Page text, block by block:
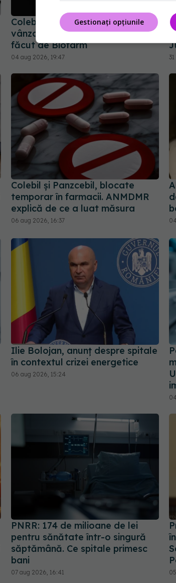
Colebil și Panzcebil, blocate la
vânzare în România. Anunțul
făcut de Biofarm
04 aug 2026, 19:47
Colebil și Panzcebil, blocate
temporar în farmacii. ANMDMR
explică de ce a luat măsura
06 aug 2026, 16:37
Ilie Bolojan, anunț despre spitale
în contextul crizei energetice
06 aug 2026, 15:24
PNRR: 174 de milioane de lei
pentru sănătate într-o singură
săptămână. Ce spitale primesc
bani
07 aug 2026, 16:41
Gestionați opțiunile